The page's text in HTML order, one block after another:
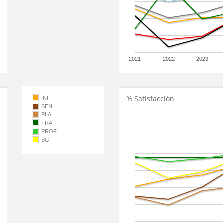
2021 2022 2023
INF
SEN
PLA
TRA
PROF
SG
% Satisfacción